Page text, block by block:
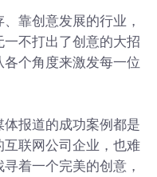
靠创意发展的行业，
不打出了创意的大招
个角度来激发每一位
报道的成功案例都是
联网公司企业，也难
着一个完美的创意，